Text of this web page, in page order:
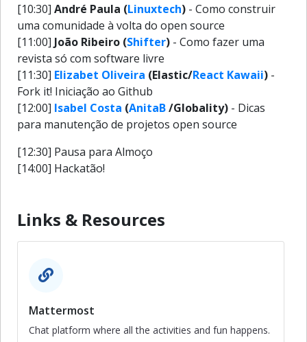
[10:30] André Paula (Linuxtech) - Como construir
uma comunidade à volta do open source
[11:00] João Ribeiro (Shifter) - Como fazer uma
revista só com software livre
[11:30] Elizabet Oliveira (Elastic/React Kawaii) -
Fork it! Iniciação ao Github
[12:00] Isabel Costa (AnitaB/Globality) - Dicas
para manutenção de projetos open source
[12:30] Pausa para Almoço
[14:00] Hackatão!
Links & Resources
Mattermost
Chat platform where all the activities and fun happens.